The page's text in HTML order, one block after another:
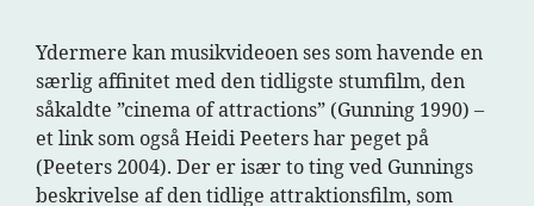
Ydermere kan musikvideoen ses som havende en
særlig affinitet med den tidligste stumfilm, den
såkaldte ”cinema of attractions” (Gunning 1990) –
et link som også Heidi Peeters har peget på
(Peeters 2004). Der er især to ting ved Gunnings
beskrivelse af den tidlige attraktionsfilm, som